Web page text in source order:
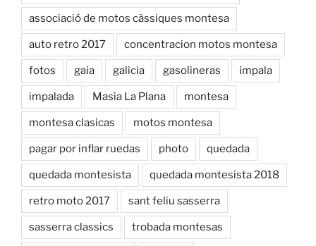
associació de motos càssiques montesa
auto retro 2017 concentracion motos montesa
fotos gaia galicia gasolineras impala
impalada Masia La Plana montesa
montesa clasicas motos montesa
pagar por inflar ruedas photo quedada
quedada montesista quedada montesista 2018
retro moto 2017 sant feliu sasserra
sasserra classics trobada montesas